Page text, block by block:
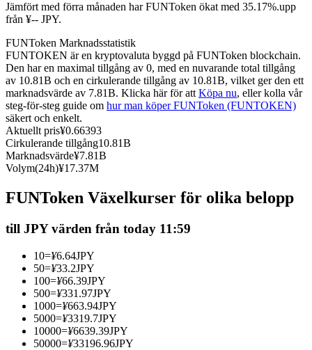
Futures med USDC som säkerhet
Kopiera Trading
Bli en Copy Trader
Jämfört med förra månaden har FUNToken ökat med 35.17%.upp
från ¥-- JPY.
FUNToken Marknadsstatistik
FUNTOKEN är en kryptovaluta byggd på FUNToken blockchain.
Den har en maximal tillgång av 0, med en nuvarande total tillgång
av 10.81B och en cirkulerande tillgång av 10.81B, vilket ger den ett
marknadsvärde av 7.81B. Klicka här för att Köpa nu, eller kolla vår
steg-för-steg guide om hur man köper FUNToken (FUNTOKEN)
säkert och enkelt.
Aktuellt pris¥0.66393
Cirkulerande tillgång10.81B
Marknadsvärde¥7.81B
Volym(24h)¥17.37M
FUNToken Växelkurser för olika belopp
till JPY värden från today 11:59
10=¥6.64JPY
50=¥33.2JPY
100=¥66.39JPY
500=¥331.97JPY
1000=¥663.94JPY
5000=¥3319.7JPY
10000=¥6639.39JPY
50000=¥33196.96JPY